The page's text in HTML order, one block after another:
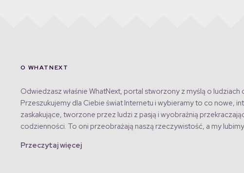
O WHATNEXT
Odwiedzasz właśnie WhatNext, portal stworzony z myślą o ludziach
Przeszukujemy dla Ciebie świat Internetu i wybieramy to co nowe,
zaskakujące, tworzone przez ludzi z pasją i wyobraźnią
codzienności. To oni przeobrażają naszą rzeczywistość, a my
Przeczytaj więcej